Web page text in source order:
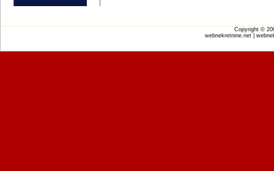
Copyright ©
webnekretnine.net |